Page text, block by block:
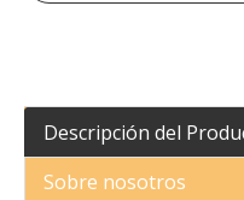
Descripción del
Sobre nosotros